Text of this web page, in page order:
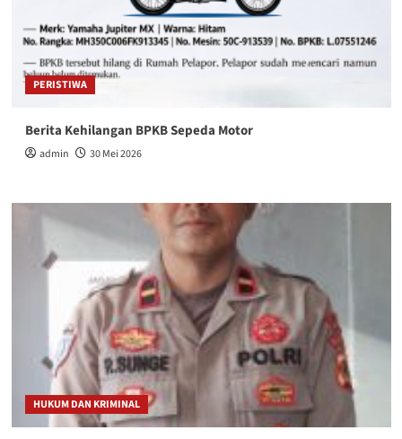
PERISTIWA
Berita Kehilangan BPKB Sepeda Motor
admin 30 Mei 2026
HUKUM DAN KRIMINAL